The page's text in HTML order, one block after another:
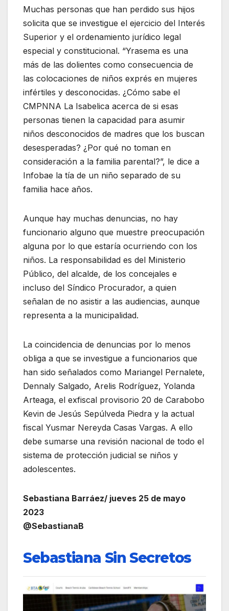
Muchas personas que han perdido sus hijos
solicita que se investigue el ejercicio del Interés
Superior y el ordenamiento jurídico legal
especial y constitucional. “Yrasema es una
más de las dolientes como consecuencia de
las colocaciones de niños exprés en mujeres
infértiles y desconocidas. ¿Cómo sabe el
CMPNNA La Isabelica acerca de si esas
personas tienen la capacidad para asumir
niños desconocidos de madres que los buscan
desesperadas? ¿Por qué no toman en
consideración a la familia parental?”, le dice a
Infobae la tía de un niño separado de su
familia hace años.
Aunque hay muchas denuncias, no hay
funcionario alguno que muestre preocupación
alguna por lo que estaría ocurriendo con los
niños. La responsabilidad es del Ministerio
Público, del alcalde, de los concejales e
incluso del Síndico Procurador, a quien
señalan de no asistir a las audiencias, aunque
representa a la municipalidad.
La coincidencia de denuncias por lo menos
obliga a que se investigue a funcionarios que
han sido señalados como Mariangel Pernalete,
Dennaly Salgado, Arelis Rodríguez, Yolanda
Arteaga, el exfiscal provisorio 20 de Carabobo
Kevin de Jesús Sepúlveda Piedra y la actual
fiscal Yusmar Nereyda Casas Vargas. A ello
debe sumarse una revisión nacional de todo el
sistema de protección judicial se niños y
adolescentes.
Sebastiana Barráez/ jueves 25 de mayo
2023
@SebastianaB
Sebastiana Sin Secretos